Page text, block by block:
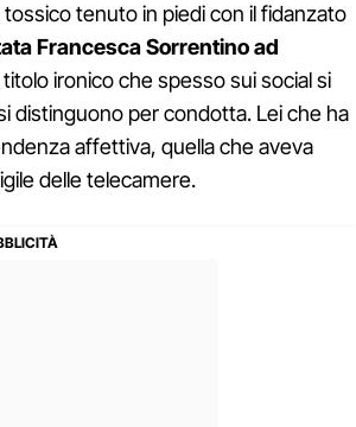
tenuto in piedi con il fidanzato
Francesca Sorrentino ad
ironico che spesso sui social si
distinguono per condotta. Lei che ha
affettiva, quella che aveva
delle telecamere.